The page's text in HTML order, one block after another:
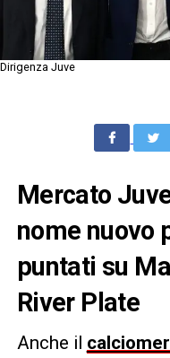
Dirigenza Juve
Mercato
nome nuovo
puntati su
River Plate
Anche il